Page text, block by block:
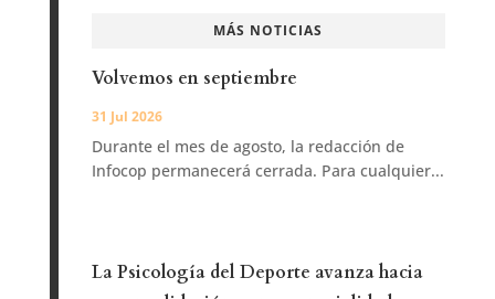
MÁS NOTICIAS
Volvemos en septiembre
31 Jul 2026
Durante el mes de agosto, la redacción de
Infocop permanecerá cerrada. Para cualquier...
La Psicología del Deporte avanza hacia